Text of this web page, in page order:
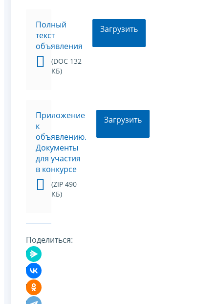
Полный
текст
объявления
(DOC 132
КБ)
Загрузить
Приложение
к
объявлению.
Документы
для участия
в конкурсе
(ZIP 490
КБ)
Загрузить
Поделиться: